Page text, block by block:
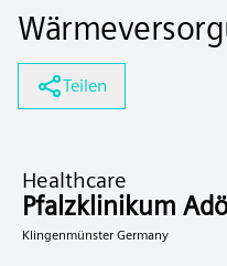
Teilen
Healthcare
Pfalzklinikum
Klingenmünster Germany